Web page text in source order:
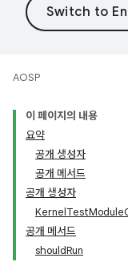
AOSP
이 페이지의 내용
요약
공개 생성자
공개 메서드
공개 생성자
공개 메서드
shouldRun